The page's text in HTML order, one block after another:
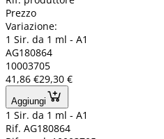
Prezzo
Variazione:
1 Sir. da 1 ml - A1
AG180864
10003705
41,86 €29,30 €
Aggiungi
1 Sir. da 1 ml - A1
Rif. AG180864